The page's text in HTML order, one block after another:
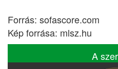
Forrás: sofascore.com
Kép forrása: mlsz.hu
A